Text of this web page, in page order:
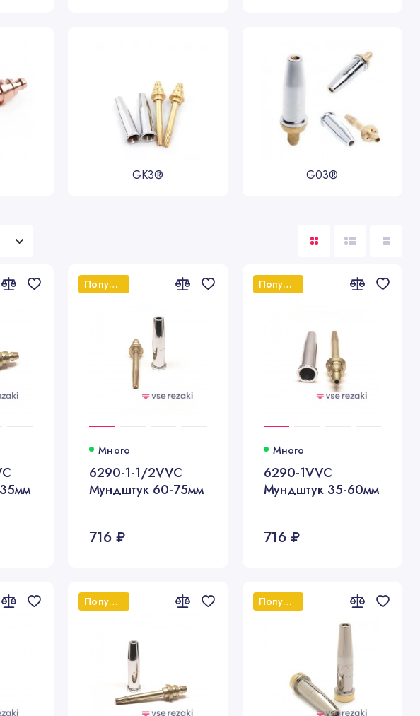
GK3® G03®
20-35мм
Популярный
Много
6290-1-1/2VVC
Мундштук 60-75мм
716 ₽
Популярный
Много
6290-1VVC
Мундштук 35-60мм
716 ₽
Популярный Популярный